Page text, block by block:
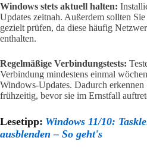
Windows stets aktuell halten:
Updates zeitnah. Außerdem sollten
gezielt prüfen, da diese häufig
enthalten.
Regelmäßige Verbindungstests:
Verbindung mindestens einmal
Windows-Updates. Dadurch erkennen
frühzeitig, bevor sie im Ernstfall
Lesetipp: Windows 11/10:
ausblenden – So geht's